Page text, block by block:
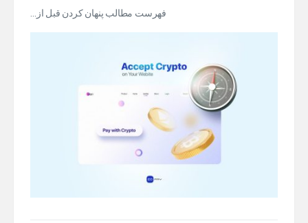
فهرست مطالب پنهان کردن قبل از…